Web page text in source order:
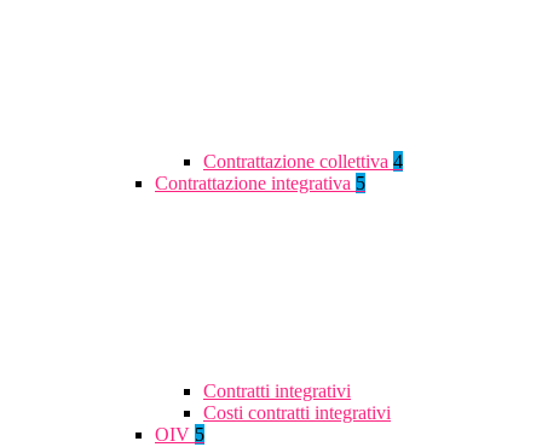
Contrattazione collettiva 4
Contrattazione integrativa 5
Contratti integrativi
Costi contratti integrativi
OIV 5